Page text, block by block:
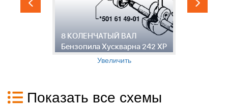
8 КОЛЕНЧАТЫЙ ВАЛ
Бензопила Хускварна 242 XP
Увеличить
Показать все схемы